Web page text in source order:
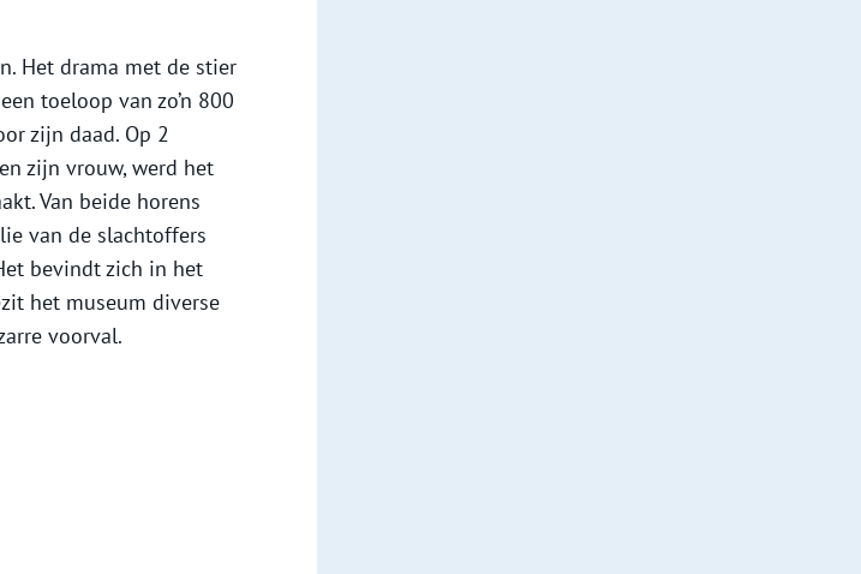
Het drama met de stier
toeloop van zo’n 800
zijn daad. Op 2
zijn vrouw, werd het
Van beide horens
van de slachtoffers
bevindt zich in het
het museum diverse
voorval.